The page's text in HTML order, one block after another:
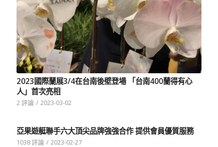
2023國際蘭展3/4在台南後壁登場 「台南400蘭得有心
人」首次亮相
2 評論 / 2023-03-02
亞果遊艇聯手六大頂尖品牌強強合作 提供會員優質服務
1038 評論 / 2023-02-27